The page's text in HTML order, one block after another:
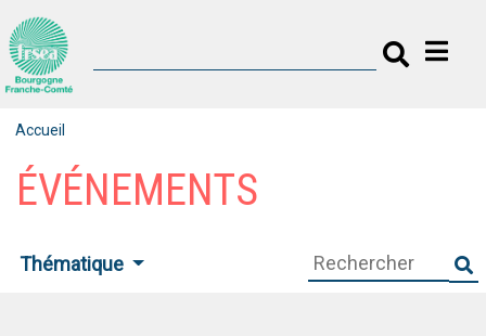
Accueil
ÉVÉNEMENTS
Thématique